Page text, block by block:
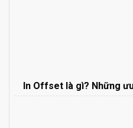
In Offset là gì? Những